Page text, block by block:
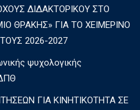
ΔΙΔΑΚΤΟΡΙΚΟΥ ΣΤΟ
ΘΡΑΚΗΣ» ΓΙΑ ΤΟ ΧΕΙΜΕΡΙΝΟ
2026-2027
ψυχολογικής
ΓΙΑ ΚΙΝΗΤΙΚΟΤΗΤΑ ΣΕ